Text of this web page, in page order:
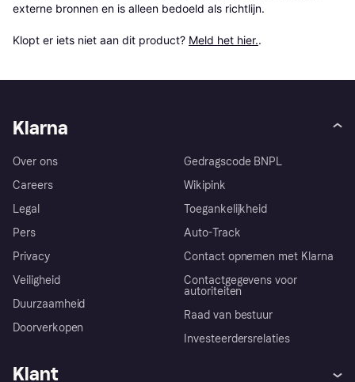
externe bronnen en is alleen bedoeld als richtlijn.
Klopt er iets niet aan dit product? Meld het hier..
Klarna
Over ons
Careers
Legal
Pers
Privacy
Veiligheid
Duurzaamheid
Doorverkopen
Gedragscode BNPL
Wikipink
Toegankelijkheid
Auto-Track
Contact opnemen met Klarna
Contactgegevens voor
autoriteiten
Raad van bestuur
Investeerdersrelaties
Klant